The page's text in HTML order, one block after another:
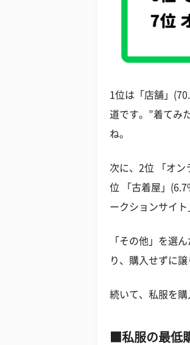
1位は「店舗」
道です。”着てみ
ね。
次に、2位 「オン
位 「古着屋」
ークションサイト
「その他」を選
り、購入せずに
続いて、私服を購
私服の最低